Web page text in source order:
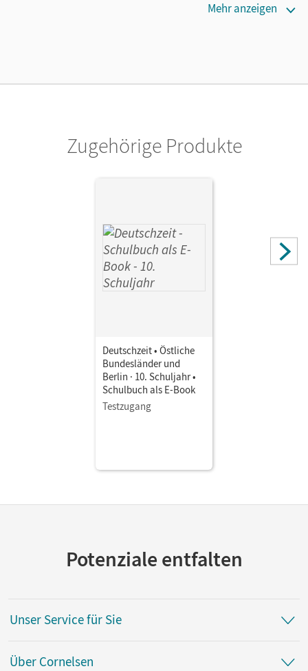
ein Jahr lang ergänzend zum Print-Titel nutzen möchten.
Cornelsen Verlag
Behlert, Susanne; Borrmann, Andreas; Fandel, Anja; Dauth,
Alexandra; Gross, Renate; Bobsin, Julia; Engels, Benedikt;
Breitenwischer, Dennis; Bruderhofer, Michael
Mehr anzeigen
Zugehörige Produkte
Deutschzeit • Östliche
Bundesländer und
Berlin · 10. Schuljahr •
Schulbuch als E-Book
Testzugang
Potenziale entfalten
Unser Service für Sie
Über Cornelsen